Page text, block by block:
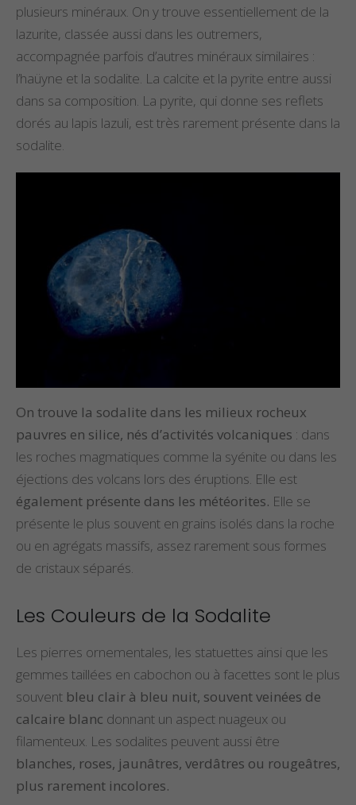
plusieurs minéraux. On y trouve essentiellement de la
lazurite, classée aussi dans les outremers,
accompagnée parfois d’autres minéraux similaires :
l’haüyne et la sodalite. La calcite et la pyrite entre aussi
dans sa composition. La pyrite, qui donne ses reflets
dorés au lapis lazuli, est très rarement présente dans la
sodalite.
On trouve la sodalite dans les milieux rocheux
pauvres en silice, nés d’activités volcaniques : dans
les roches magmatiques comme la syénite ou dans les
éjections des volcans lors des éruptions. Elle est
également présente dans les météorites. Elle se
présente le plus souvent en grains isolés dans la roche
ou en agrégats massifs, assez rarement sous formes
de cristaux séparés.
Les Couleurs de la Sodalite
Les pierres ornementales, les statuettes ainsi que les
gemmes taillées en cabochon ou à facettes sont le plus
souvent bleu clair à bleu nuit, souvent veinées de
calcaire blanc donnant un aspect nuageux ou
filamenteux. Les sodalites peuvent aussi être
blanches, roses, jaunâtres, verdâtres ou rougeâtres,
plus rarement incolores.